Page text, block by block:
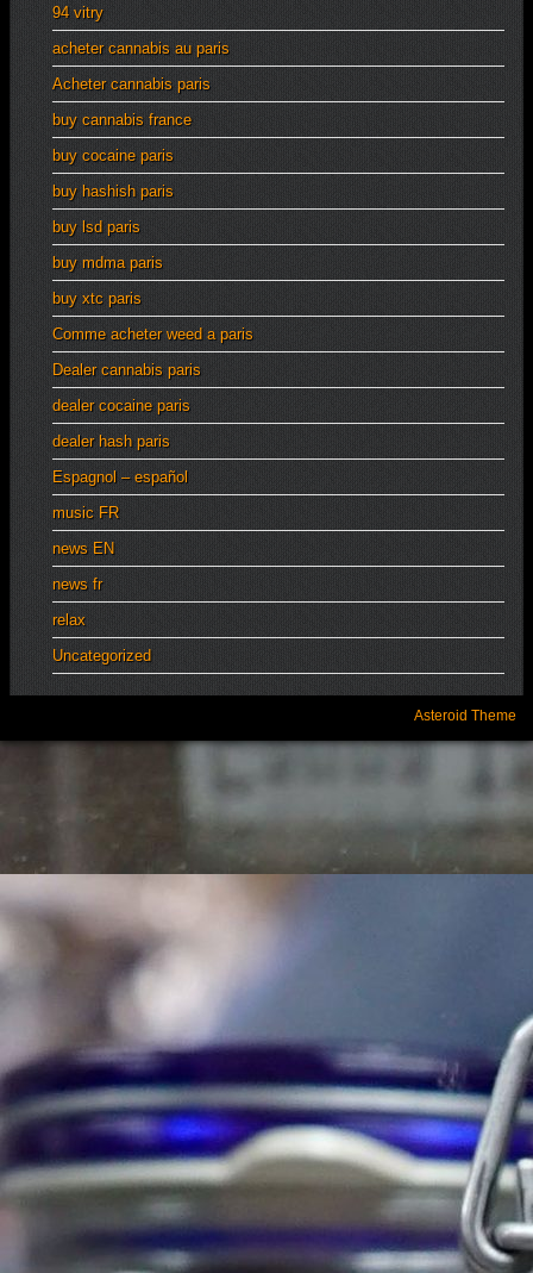
94 vitry
acheter cannabis au paris
Acheter cannabis paris
buy cannabis france
buy cocaine paris
buy hashish paris
buy lsd paris
buy mdma paris
buy xtc paris
Comme acheter weed a paris
Dealer cannabis paris
dealer cocaine paris
dealer hash paris
Espagnol – español
music FR
news EN
news fr
relax
Uncategorized
Asteroid Theme